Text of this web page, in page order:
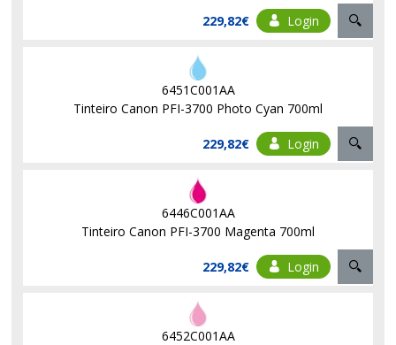
229,82€ Login
6451C001AA
Tinteiro Canon PFI-3700 Photo Cyan 700ml
229,82€ Login
6446C001AA
Tinteiro Canon PFI-3700 Magenta 700ml
229,82€ Login
6452C001AA